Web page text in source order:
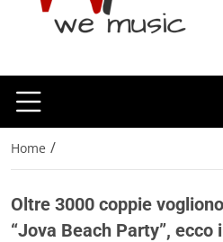
Home /
Oltre 3000 coppie
“Jova Beach Party”, ecco